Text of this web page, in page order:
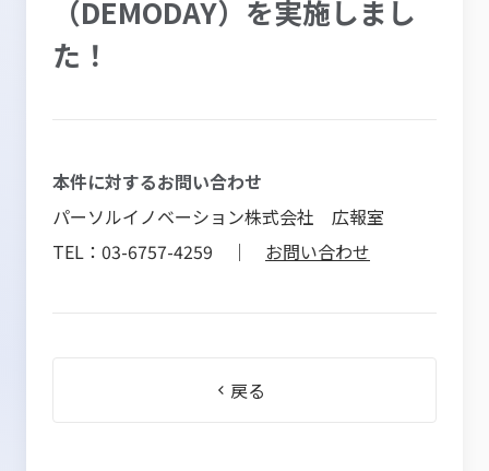
（DEMODAY）を実施しまし
た！
本件に対するお問い合わせ
パーソルイノベーション株式会社 広報室
TEL：03-6757-4259 ｜ お問い合わせ
戻る